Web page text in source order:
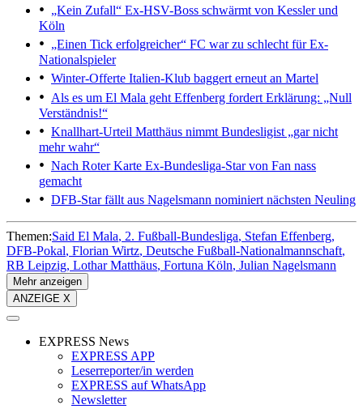
„Kein Zufall“ Ex-HSV-Boss schwärmt von Kessler und
Köln
„Einen Tick erfolgreicher“ FC war zu schlecht für Ex-
Nationalspieler
Winter-Offerte Italien-Klub baggert erneut an Martel
Als es um El Mala geht Effenberg fordert Erklärung: „Null
Verständnis!“
Knallhart-Urteil Matthäus nimmt Bundesligist „gar nicht
mehr wahr“
Nach Roter Karte Ex-Bundesliga-Star von Fan nass
gemacht
DFB-Star fällt aus Nagelsmann nominiert nächsten Neuling
Themen:Said El Mala 2. Fußball-Bundesliga Stefan Effenberg
DFB-Pokal Florian Wirtz Deutsche Fußball-Nationalmannschaft
RB Leipzig Lothar Matthäus Fortuna Köln Julian Nagelsmann
Mehr anzeigen
ANZEIGE X
EXPRESS News
EXPRESS APP
Leserreporter/in werden
EXPRESS auf WhatsApp
Newsletter